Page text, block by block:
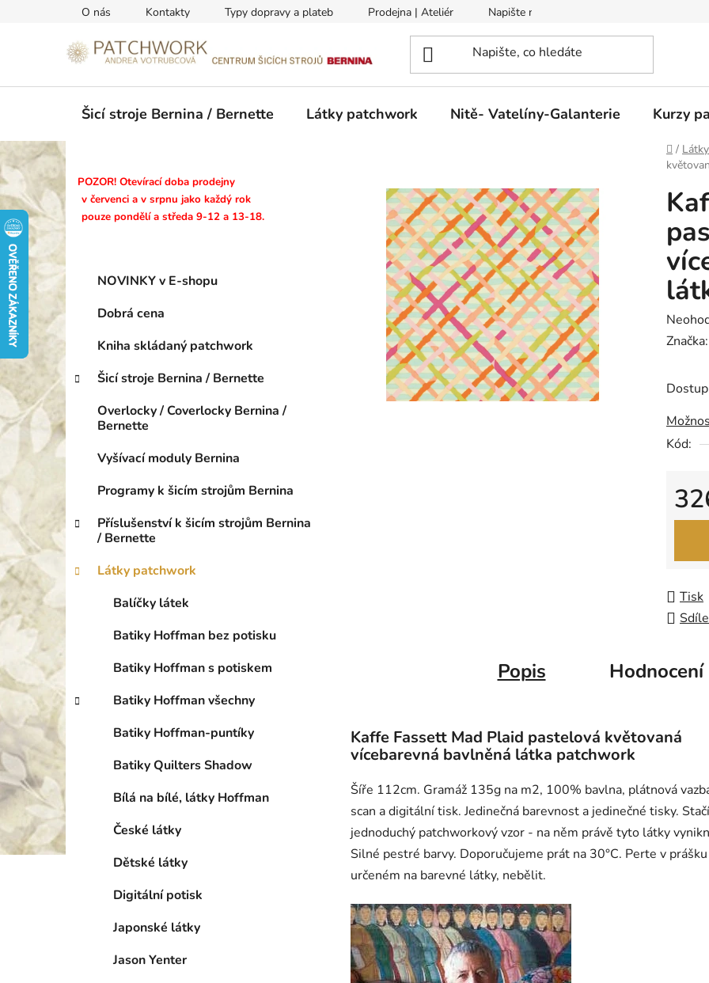
O nás Kontakty Typy dopravy a plateb Prodejna | Ateliér Napište nám
Šicí stroje Bernina / Bernette Látky patchwork Nitě- Vatelíny-Galanterie Kurzy
Domů
/
P
o
s
r
í
a
e
POZOR! Otevírací doba prodejny
v červenci a v srpnu jako každý rok
pouze pondělí a středa 9-12 a 13-18.
Přeskočit
kategorie
K
g
o
i
NOVINKY v E-shopu
Dobrá cena
Kniha skládaný patchwork
Šicí stroje Bernina / Bernette
Overlocky / Coverlocky Bernina /
Bernette
Vyšívací moduly Bernina
Programy k šicím strojům Bernina
Příslušenství k šicím strojům Bernina
/ Bernette
Látky patchwork
Balíčky látek
Batiky Hoffman bez potisku
Batiky Hoffman s potiskem
Batiky Hoffman všechny
Batiky Hoffman-puntíky
Batiky Quilters Shadow
Bílá na bílé, látky Hoffman
České látky
Dětské látky
Digitální potisk
Japonské látky
Jason Yenter
je
z
5
Kód:
Tisk
Popis Hodnocení
Kaffe Fassett Mad Plaid pastelová květovaná
vícebarevná bavlněná látka patchwork
Šíře 112cm. Gramáž 135g na m2, 100% bavlna, plátnová
scan a digitální tisk. Jedinečná barevnost a jedinečné tisky. Stačí
jednoduchý patchworkový vzor - na něm právě tyto látky
Silné pestré barvy. Doporučujeme prát na 30°C. Perte v prášku
určeném na barevné látky, nebělit.